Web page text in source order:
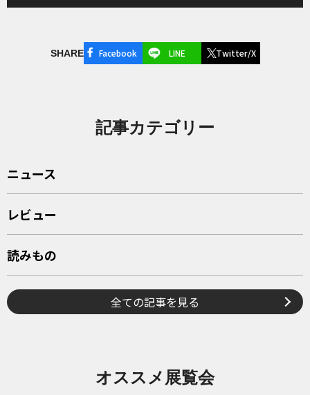
SHARE Facebook LINE Twitter/X
記事カテゴリー
ニュース
レビュー
読みもの
全ての記事を見る
オススメ展覧会